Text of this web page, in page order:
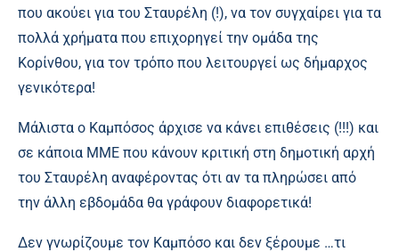
που ακούει για του Σταυρέλη (!), να τον συγχαίρει για τα
πολλά χρήματα που επιχορηγεί την ομάδα της
Κορίνθου, για τον τρόπο που λειτουργεί ως δήμαρχος
γενικότερα!
Μάλιστα ο Καμπόσος άρχισε να κάνει επιθέσεις (!!!) και
σε κάποια ΜΜΕ που κάνουν κριτική στη δημοτική αρχή
του Σταυρέλη αναφέροντας ότι αν τα πληρώσει από
την άλλη εβδομάδα θα γράφουν διαφορετικά!
Δεν γνωρίζουμε τον Καμπόσο και δεν ξέρουμε …τι